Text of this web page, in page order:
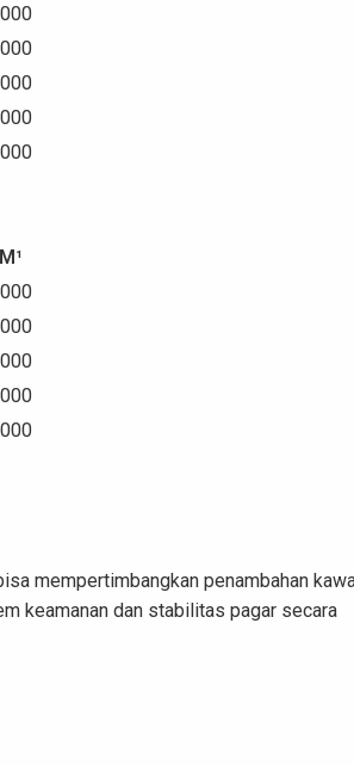
mempertimbangkan penambahan
keamanan dan stabilitas pagar secara